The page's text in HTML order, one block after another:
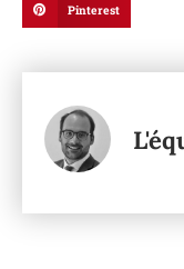
Pinterest